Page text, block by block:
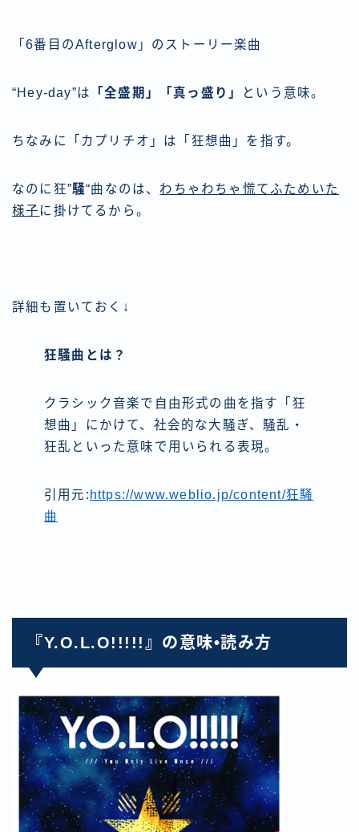
「6番目のAfterglow」のストーリー楽曲
“Hey-day”は 「全盛期」「真っ盛り」 という意味。
ちなみに「カプリチオ」は「狂想曲」を指す。
なのに狂”騒“曲なのは、 わちゃわちゃ慌てふためいた
様子 に掛けてるから。
詳細も置いておく↓
狂騒曲とは？
クラシック音楽で自由形式の曲を指す「狂
想曲」にかけて、社会的な大騒ぎ、騒乱・
狂乱といった意味で用いられる表現。
引用元: https://www.weblio.jp/content/狂騒
曲
『Y.O.L.O!!!!!』の意味•読み方